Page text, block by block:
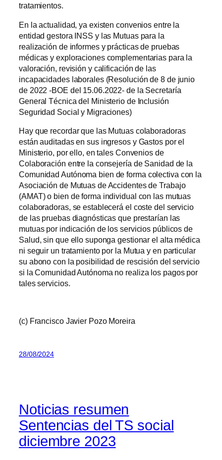
tratamientos.
En la actualidad, ya existen convenios entre la
entidad gestora INSS y las Mutuas para la
realización de informes y prácticas de pruebas
médicas y exploraciones complementarias para la
valoración, revisión y calificación de las
incapacidades laborales (Resolución de 8 de junio
de 2022 -BOE del 15.06.2022- de la Secretaría
General Técnica del Ministerio de Inclusión
Seguridad Social y Migraciones)
Hay que recordar que las Mutuas colaboradoras
están auditadas en sus ingresos y Gastos por el
Ministerio, por ello, en tales Convenios de
Colaboración entre la consejería de Sanidad de la
Comunidad Autónoma bien de forma colectiva con la
Asociación de Mutuas de Accidentes de Trabajo
(AMAT) o bien de forma individual con las mutuas
colaboradoras, se establecerá el coste del servicio
de las pruebas diagnósticas que prestarían las
mutuas por indicación de los servicios públicos de
Salud, sin que ello suponga gestionar el alta médica
ni seguir un tratamiento por la Mutua y en particular
su abono con la posibilidad de rescisión del servicio
si la Comunidad Autónoma no realiza los pagos por
tales servicios.
(c) Francisco Javier Pozo Moreira
28/08/2024
Noticias resumen
Sentencias del TS social
diciembre 2023